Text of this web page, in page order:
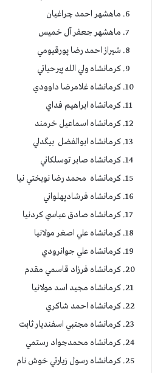
ماهشهر احمد چراغيان
ماهشهر جعفر آل خميس
شيراز احمد رضا پورقيومي
كرمانشاه ولي الله پيرحياتي
كرمانشاه غلامرضا داوودي
كرمانشاه ابراهيم فداي
كرمانشاه اسماعيل خرمند
كرمانشاه ابوالفضل بيگدلي
كرمانشاه صابر توسلكاني
كرمانشاه محمد رضا نوبختي نيا
كرمانشاه فرشادپهلواني
كرمانشاه صادق عباسي كردنيا
كرمانشاه علي اصغر مولانيا
كرمانشاه علي جوانرودي
كرمانشاه فرزاد قاسمي مقدم
كرمانشاه مجيد اسد مولانيا
كرمانشاه احمد شاكري
كرمانشاه مجتبي اسفنديار ثابت
كرمانشاه محمدجواد رستمي
كرمانشاه رسول زيارتي خوش نام